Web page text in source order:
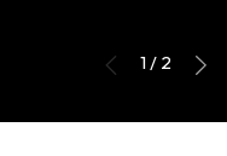
1 / 2